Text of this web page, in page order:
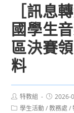
［訊息
國學生
區決賽
料
Post
author:
特教組
Post
published:
2026-
Post學生活動 / 教務處 /